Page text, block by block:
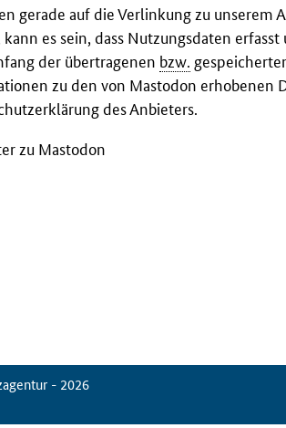
gerade auf die Verlinkung zu
es sein, dass Nutzungsdaten
der übertragenen bzw.
zu den von Mastodon erhobenen
des Anbieters.
zu Mastodon
- 2026